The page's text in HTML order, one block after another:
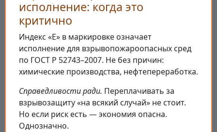
исполнение: когда это
критично
Индекс «Е» в маркировке означает
исполнение для взрывопожароопасных сред
по ГОСТ Р 52743–2007. Не без причин:
химические производства, нефтепереработка.
Справедливости ради. Переплачивать за
взрывозащиту «на всякий случай» не стоит.
Но если риск есть — экономия опасна.
Однозначно.